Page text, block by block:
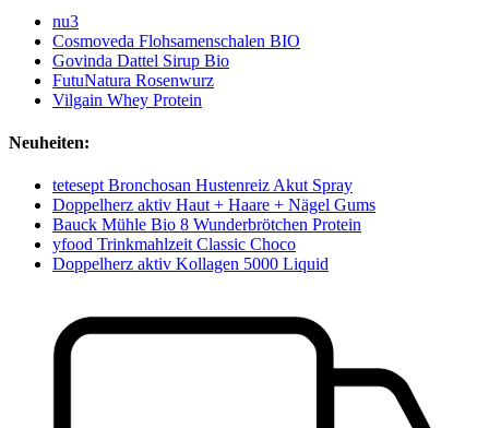
nu3
Cosmoveda Flohsamenschalen BIO
Govinda Dattel Sirup Bio
FutuNatura Rosenwurz
Vilgain Whey Protein
Neuheiten:
tetesept Bronchosan Hustenreiz Akut Spray
Doppelherz aktiv Haut + Haare + Nägel Gums
Bauck Mühle Bio 8 Wunderbrötchen Protein
yfood Trinkmahlzeit Classic Choco
Doppelherz aktiv Kollagen 5000 Liquid